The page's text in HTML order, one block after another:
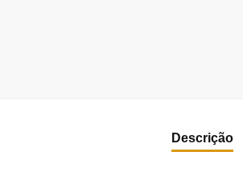
Descrição